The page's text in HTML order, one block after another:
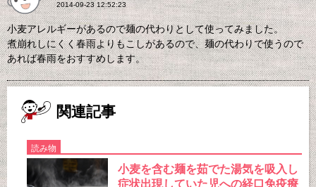
2014-09-23 12:52:23
小麦アレルギーがあるので麺の代わりとして使ってみました。
煮崩れしにくく春雨よりもこしがあるので、麺の代わりで使うので
あれば春雨をおすすめします。
関連記事
読み物
小麦を含む麺を茹でた湯気を吸入し
症状出現していた児への経口免疫療